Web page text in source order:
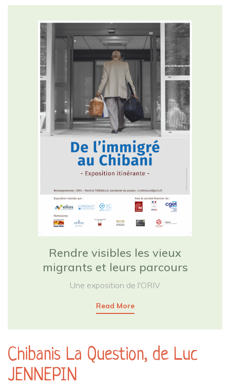
Rendre visibles les vieux
migrants et leurs parcours
Une exposition de l'ORIV
Read More
Chibanis La Question, de Luc
JENNEPIN